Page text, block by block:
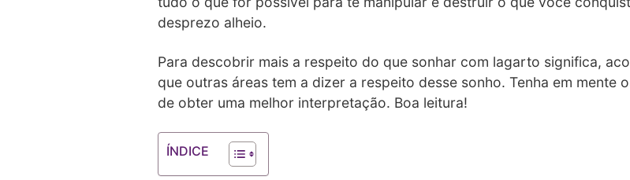
desprezo alheio.
Para descobrir mais a respeito do que sonhar com lagarto significa,
que outras áreas tem a dizer a respeito desse sonho. Tenha em mente
de obter uma melhor interpretação. Boa leitura!
ÍNDICE